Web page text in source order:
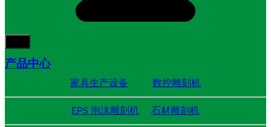
产品中心
家具生产设备 数控雕刻机
EPS 泡沫雕刻机 石材雕刻机